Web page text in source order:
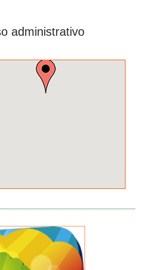
administrativo